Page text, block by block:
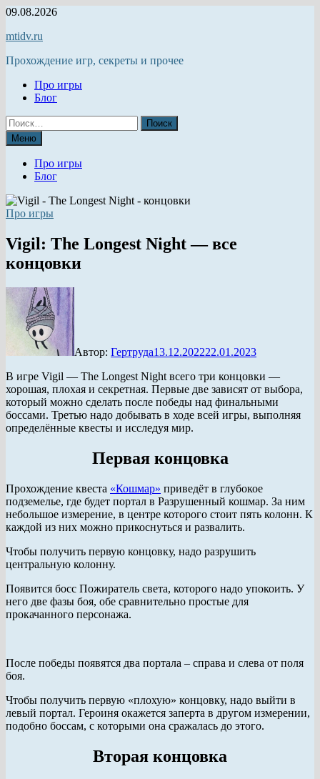
Перейти
содержимому
09.08.2026
mtidv.ru
Прохождение игр, секреты и прочее
Про игры
Блог
Найти:
Меню
Про игры
Блог
Про игры
Vigil: The Longest Night — все
концовки
Автор: Гертруда13.12.202222.01.2023
В игре Vigil — The Longest Night всего три концовки —
хорошая, плохая и секретная. Первые две зависят от выбора,
который можно сделать после победы над финальными
боссами. Третью надо добывать в ходе всей игры, выполняя
определённые квесты и исследуя мир.
Первая концовка
Прохождение квеста «Кошмар» приведёт в глубокое
подземелье, где будет портал в Разрушенный кошмар. За ним
небольшое измерение, в центре которого стоит пять колонн. К
каждой из них можно прикоснуться и развалить.
Чтобы получить первую концовку, надо разрушить
центральную колонну.
Появится босс Пожиратель света, которого надо упокоить. У
него две фазы боя, обе сравнительно простые для
прокачанного персонажа.
После победы появятся два портала – справа и слева от поля
боя.
Чтобы получить первую «плохую» концовку, надо выйти в
левый портал. Героиня окажется заперта в другом измерении,
подобно боссам, с которыми она сражалась до этого.
Вторая концовка